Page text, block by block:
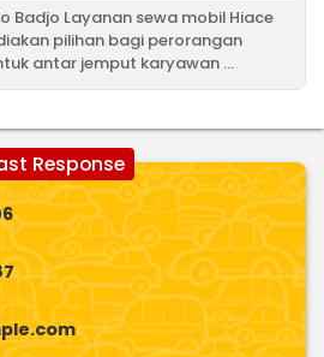
Badjo Layanan sewa mobil Hiace
pilihan bagi perorangan
antar jemput karyawan ...
Response